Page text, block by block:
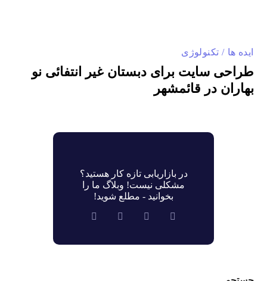
ایده ها تکنولوژی
طراحی سایت برای دبستان غیر انتفائی نو
بهاران در قائمشهر
در بازاریابی تازه کار هستید؟
مشکلی نیست! وبلاگ ما را
بخوانید - مطلع شوید!